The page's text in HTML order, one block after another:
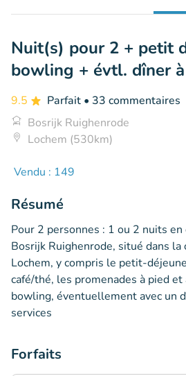
Nuit(s) pour 2 + petit
bowling + évtl. dîner
9.5 Parfait • 33 commentaires
Bosrijk Ruighenrode
Lochem (530km)
Vendu : 149
Résumé
Pour 2 personnes : 1 ou 2 nuits en
Bosrijk Ruighenrode, situé dans la
Lochem, y compris le petit-
café/thé, les promenades à pied
bowling, éventuellement avec un
services
Forfaits